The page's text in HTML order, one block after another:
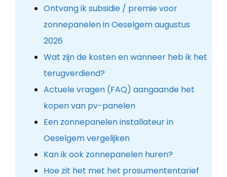
Ontvang ik subsidie / premie voor
zonnepanelen in Oeselgem augustus
2026
Wat zijn de kosten en wanneer heb ik het
terugverdiend?
Actuele vragen (FAQ) aangaande het
kopen van pv-panelen
Een zonnepanelen installateur in
Oeselgem vergelijken
Kan ik ook zonnepanelen huren?
Hoe zit het met het prosumententarief